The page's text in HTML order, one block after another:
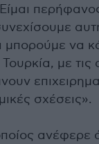
μπορούμε να
με
σχέσεις».
ανέφερε